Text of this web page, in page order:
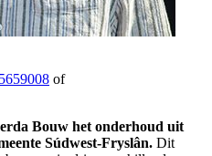
of
Bouw het onderhoud uit
Súdwest-Fryslân. Dit